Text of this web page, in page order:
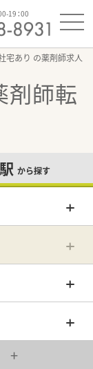
19：00
宅あり
剤師転
駅 から探す